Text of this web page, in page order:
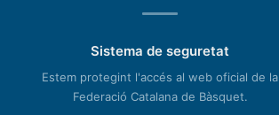
Sistema de seguretat
Estem protegint l'accés al web oficial de la
Federació Catalana de Bàsquet.